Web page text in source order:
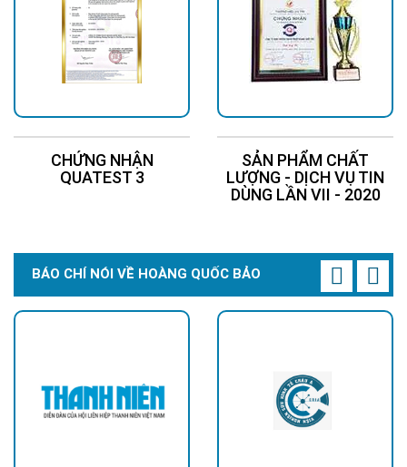
CHỨNG NHẬN
QUATEST 3
SẢN PHẨM CHẤT
LƯỢNG - DỊCH VỤ TIN
DÙNG LẦN VII - 2020
BÁO CHÍ NÓI VỀ HOÀNG QUỐC BẢO